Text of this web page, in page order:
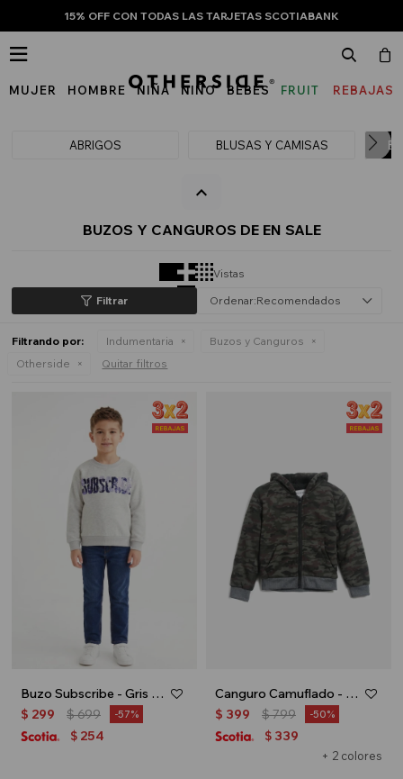
15% OFF CON TODAS LAS TARJETAS SCOTIABANK
MUJER HOMBRE NIÑA NIÑO BEBÉS
FRUIT
THE
REBAJAS

ABRIGOS BLUSAS Y CAMISAS
BUZOS Y CANGUROS DE EN SALE
Vistas
Recomendados
Filtrando por: Indumentaria
Buzos y Canguros
Otherside
Quitar filtros
Buzo Subscribe - Gris melange
$ 299 $699 57
$ 254
Canguro Camuflado - Verde
+ 2 colores
$ 399 $799 50
$ 339